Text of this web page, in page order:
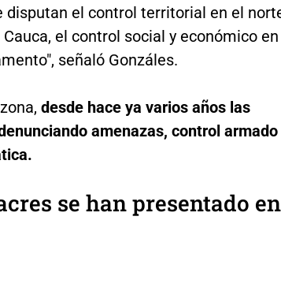
disputan el control territorial en el
el control social y económico en
señaló Gonzáles.
desde hace ya varios años las
amenazas, control armado
se han presentado en